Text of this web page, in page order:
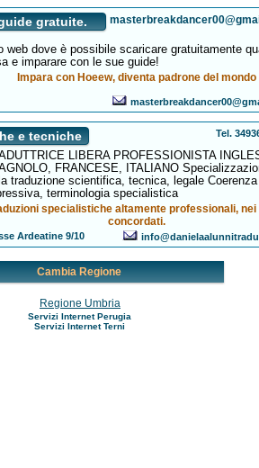
gratuite.
web dove è possibile scaricare gratuitamente
e imparare con le sue guide!
Impara con Hoeew, diventa padrone del mondo
e tecniche Tel.
LIBERA PROFESSIONISTA
FRANCESE, ITALIANO
traduzione scientifica, tecnica, legale Coerenza
terminologia specialistica
specialistiche altamente professionali, nei
concordati.
Ardeatine 9/10
Cambia Regione
Regione Umbria
Servizi Internet Perugia
Servizi Internet Terni